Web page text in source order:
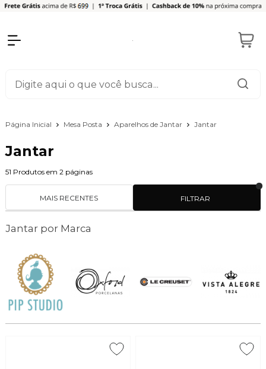
Página Inicial Mesa Posta Aparelhos de Jantar Jantar
Jantar
51 Produtos em 2 páginas
FILTRAR
MAIS RECENTES
Jantar por Marca